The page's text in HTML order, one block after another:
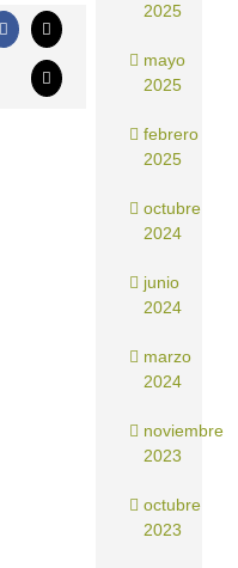
Facebook
X
Correo
electrónico
2025
mayo
2025
febrero
2025
octubre
2024
junio
2024
marzo
2024
noviembre
2023
octubre
2023